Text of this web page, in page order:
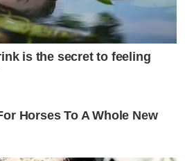
is the secret to feeling
Horses To A Whole New